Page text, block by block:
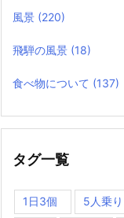
風景 (220)
飛騨の風景 (18)
食べ物について (137)
タグ一覧
1日3個 5人乗り